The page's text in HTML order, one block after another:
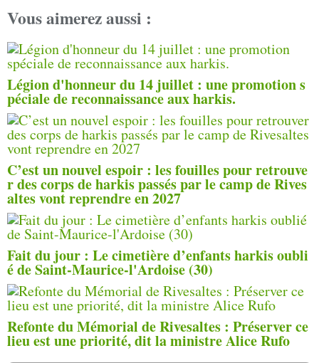
Vous aimerez aussi :
Légion d'honneur du 14 juillet : une promotion s
péciale de reconnaissance aux harkis.
C’est un nouvel espoir : les fouilles pour retrouve
r des corps de harkis passés par le camp de Rives
altes vont reprendre en 2027
Fait du jour : Le cimetière d’enfants harkis oubli
é de Saint-Maurice-l'Ardoise (30)
Refonte du Mémorial de Rivesaltes : Préserver ce
lieu est une priorité, dit la ministre Alice Rufo